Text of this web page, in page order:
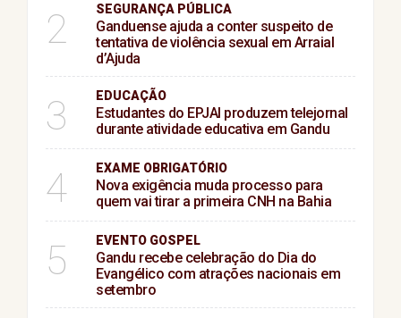
2 SEGURANÇA PÚBLICA
Ganduense ajuda a conter suspeito de
tentativa de violência sexual em Arraial
d’Ajuda
3 EDUCAÇÃO
Estudantes do EPJAI produzem telejornal
durante atividade educativa em Gandu
4 EXAME OBRIGATÓRIO
Nova exigência muda processo para
quem vai tirar a primeira CNH na Bahia
5 EVENTO GOSPEL
Gandu recebe celebração do Dia do
Evangélico com atrações nacionais em
setembro